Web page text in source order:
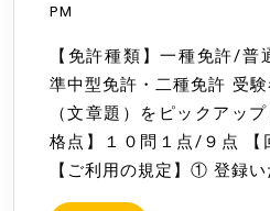
通
免
許
自
二
輪
24
日
PM
【免許種類】一種免許/普
準中型免許・二種免許 受
（文章題）をピックアッ
格点】１０問１点/９点 【
【ご利用の規定】① 登録